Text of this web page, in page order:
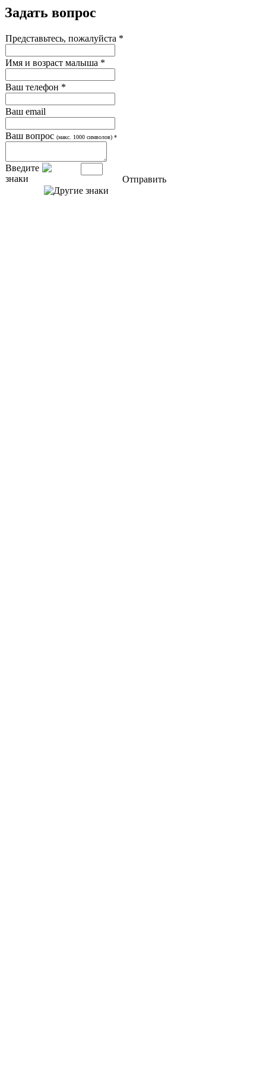
Задать вопрос
Представьтесь, пожалуйста *
Имя и возраст малыша *
Ваш телефон *
Ваш email
Ваш вопрос (макс. 1000 символов) *
Введите
знаки
Отправить